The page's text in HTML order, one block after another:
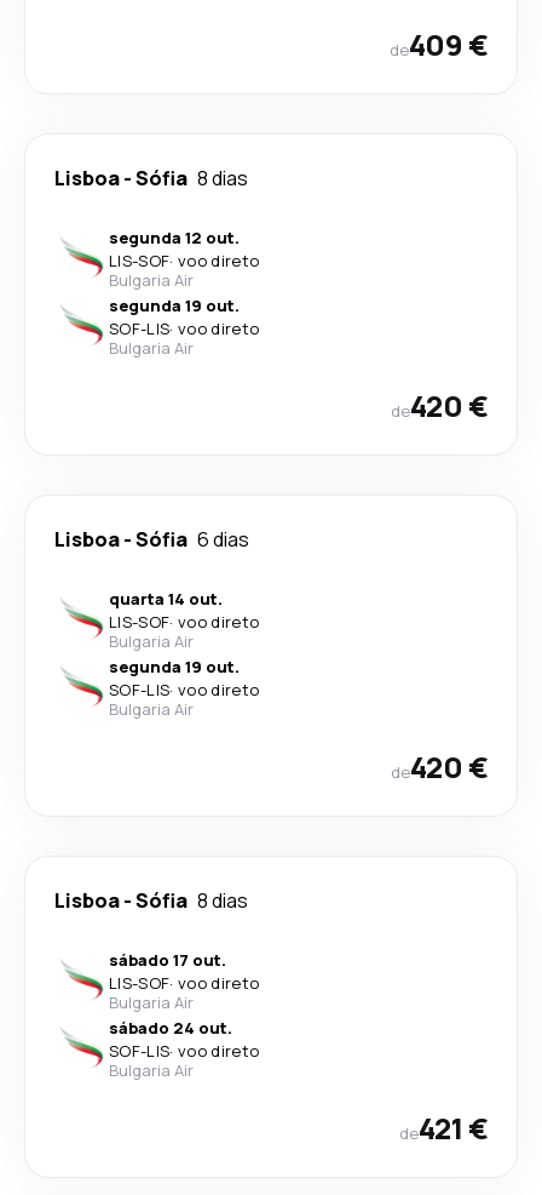
de409 €
Lisboa-Sófia 8 dias
segunda 12 out.
LIS-SOF· voo direto
Bulgaria Air
segunda 19 out.
SOF-LIS· voo direto
Bulgaria Air
de420 €
Lisboa-Sófia 6 dias
quarta 14 out.
LIS-SOF· voo direto
Bulgaria Air
segunda 19 out.
SOF-LIS· voo direto
Bulgaria Air
de420 €
Lisboa-Sófia 8 dias
sábado 17 out.
LIS-SOF· voo direto
Bulgaria Air
sábado 24 out.
SOF-LIS· voo direto
Bulgaria Air
de421 €